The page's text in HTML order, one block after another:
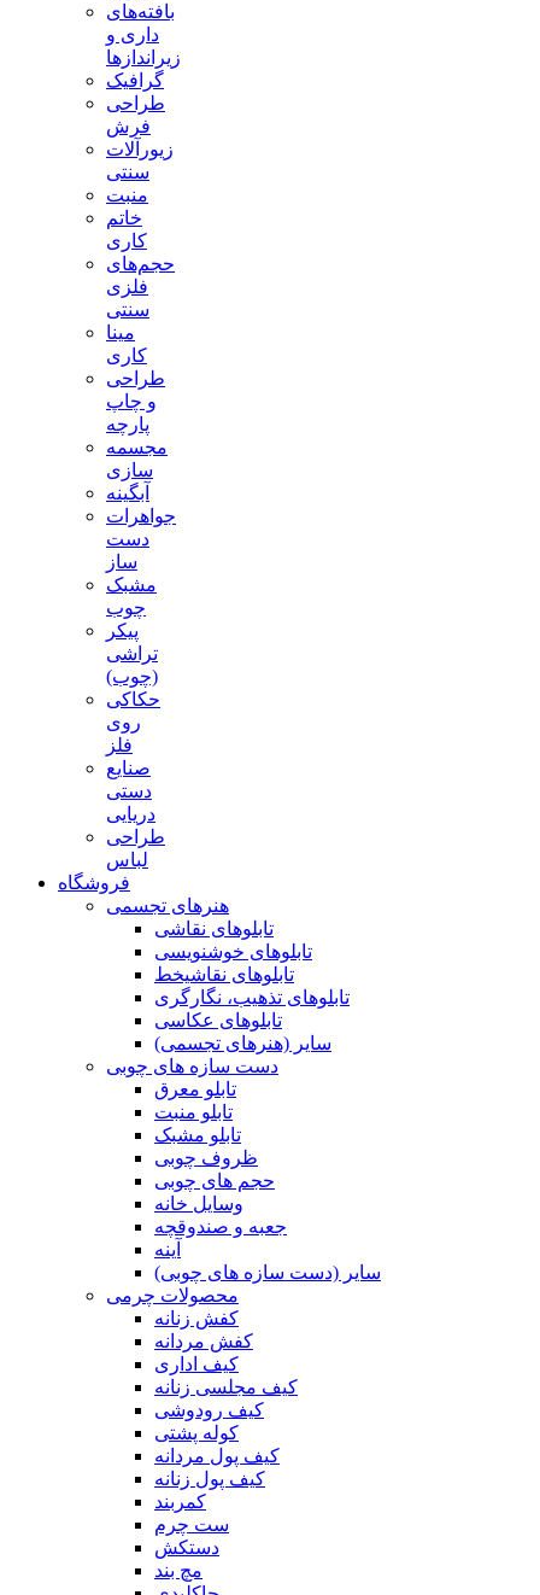
بافته‌های
داری و
زیراندازها
گرافیک
طراحی
فرش
زیورآلات
سنتی
منبت
خاتم
کاری
حجم‌های
فلزی
سنتی
مینا
کاری
طراحی
و چاپ
پارچه
مجسمه
سازی
آبگینه
جواهرات
دست
ساز
مشبک
چوب
پیکر
تراشی
(چوب)
حکاکی
روی
فلز
صنایع
دستی
دریایی
طراحی
لباس
فروشگاه
هنرهای تجسمی
تابلوهای نقاشی
تابلوهای خوشنویسی
تابلوهای نقاشیخط
تابلوهای تذهیب، نگارگری
تابلوهای عکاسی
سایر (هنرهای تجسمی)
دست سازه های چوبی
تابلو معرق
تابلو منبت
تابلو مشبک
ظروف چوبی
حجم های چوبی
وسایل خانه
جعبه و صندوقچه
آینه
سایر (دست سازه های چوبی)
محصولات چرمی
کفش زنانه
کفش مردانه
کیف اداری
کیف مجلسی زنانه
کیف رودوشی
کوله پشتی
کیف پول مردانه
کیف پول زنانه
کمربند
ست چرم
دستکش
مچ بند